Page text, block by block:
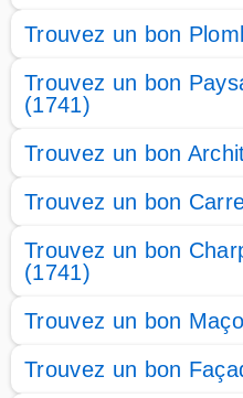
Trouvez un bon
Trouvez un bon
(1741)
Trouvez un bon
Trouvez un bon
Trouvez un bon
(1741)
Trouvez un bon
Trouvez un bon